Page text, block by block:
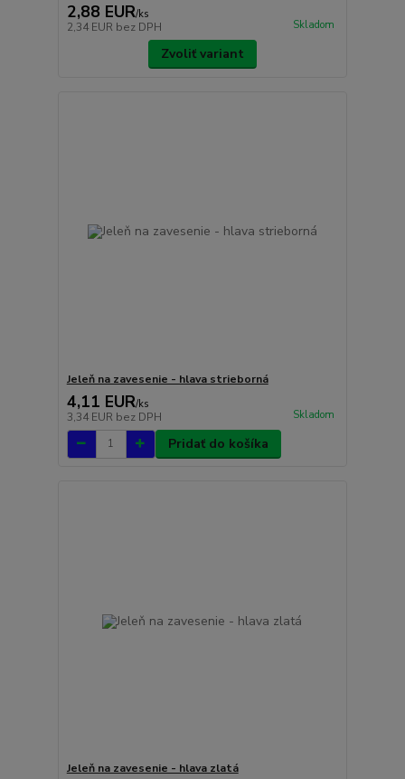
2,88 EUR/ks
2,34 EUR bez DPH Skladom
Zvoliť variant
Jeleň na zavesenie - hlava strieborná
4,11 EUR/ks
3,34 EUR bez DPH Skladom
Pridať do košíka
Jeleň na zavesenie - hlava zlatá